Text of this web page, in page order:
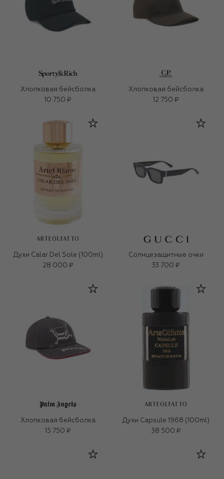
Хлопковая бейсболка
10 750 ₽
Хлопковая бейсболка
12 750 ₽
ARTEOLFATTO
Духи Calar Del Sole (100ml)
28 000 ₽
Солнцезащитные очки
33 700 ₽
Хлопковая бейсболка
15 750 ₽
ARTEOLFATTO
Духи Capsule 1968 (100ml)
38 500 ₽